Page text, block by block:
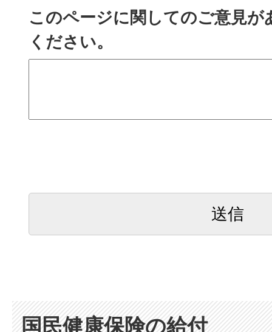
このページに関してのご意見
ください。
国民健康保険の給付